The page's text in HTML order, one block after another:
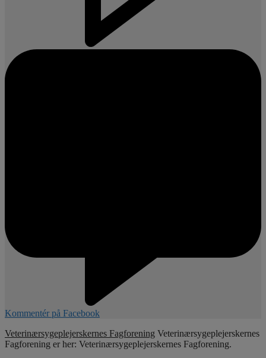
Kommentér på Facebook
Veterinærsygeplejerskernes Fagforening Veterinærsygeplejerskernes
Fagforening er her: Veterinærsygeplejerskernes Fagforening.